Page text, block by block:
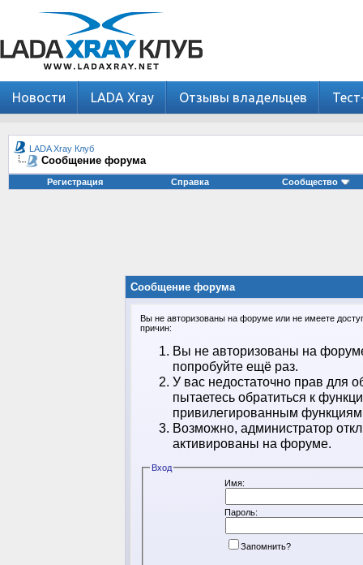
Новости LADA Xray Отзывы владельцев
LADA Xray Клуб
Сообщение форума
Регистрация Справка Сообщество
Сообщение форума
Вы не авторизованы на форуме или не имеете
причин:
Вы не авторизованы на
попробуйте ещё раз.
У вас недостаточно прав для
пытаетесь обратиться к
привилегированным
Возможно, администратор
активированы на форуме.
Вход
Имя:
Пароль:
Запомнить?